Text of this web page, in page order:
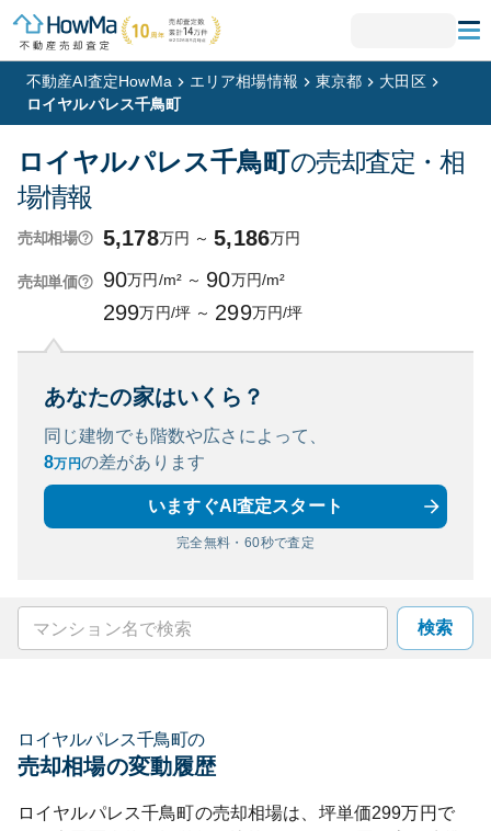
不動産AI査定HowMa エリア相場情報 東京都
大田区
ロイヤルパレス千鳥町
ロイヤルパレス千鳥町の売却査定・相
場情報
売却相場 5,178万円 ～ 5,186万円
売却単価 90万円/m² ～ 90万円/m²
299万円/坪 ～ 299万円/坪
あなたの家はいくら？
同じ建物でも階数や広さによって、
8万円の差があります
いますぐAI査定スタート
完全無料・60秒で査定
検索
ロイヤルパレス千鳥町の
売却相場の変動履歴
ロイヤルパレス千鳥町の売却相場は、坪単価299万円で